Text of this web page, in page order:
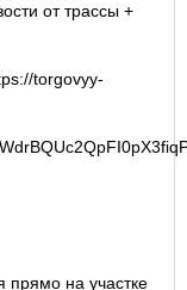
от трассы +
torgovyy-
прямо на участке